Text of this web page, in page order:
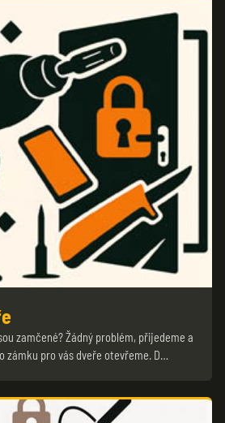
zamčené? Žádný problém, přijedeme a
zámku pro vás dveře otevřeme. D…